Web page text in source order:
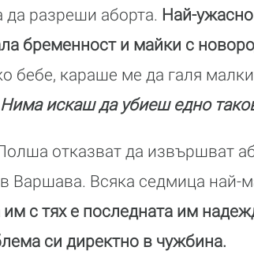
да разреши аборта. Най-
бременност и майки с
бебе, караше ме да галя
Нима искаш да убиеш едно
отказват да извършват
Варшава. Всяка седмица най-
с тях е последната им
си директно в чужбина.